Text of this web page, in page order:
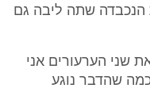
שתה ליבה גם
שני הערעורים אני
שהדבר נוגע